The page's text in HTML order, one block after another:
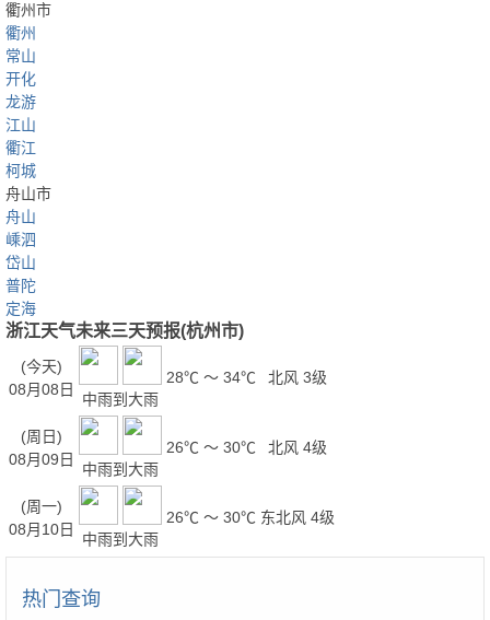
衢州市
衢州
常山
开化
龙游
江山
衢江
柯城
舟山市
舟山
嵊泗
岱山
普陀
定海
浙江天气未来三天预报(杭州市)
(今天)
08月08日
中雨到大雨
28℃ ～ 34℃ 北风 3级
(周日)
08月09日
中雨到大雨
26℃ ～ 30℃ 北风 4级
(周一)
08月10日
中雨到大雨
26℃ ～ 30℃ 东北风 4级
热门查询